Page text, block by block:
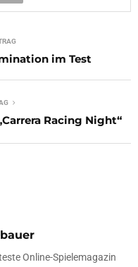
im Test
Racing Night“
Online-Spielemagazin